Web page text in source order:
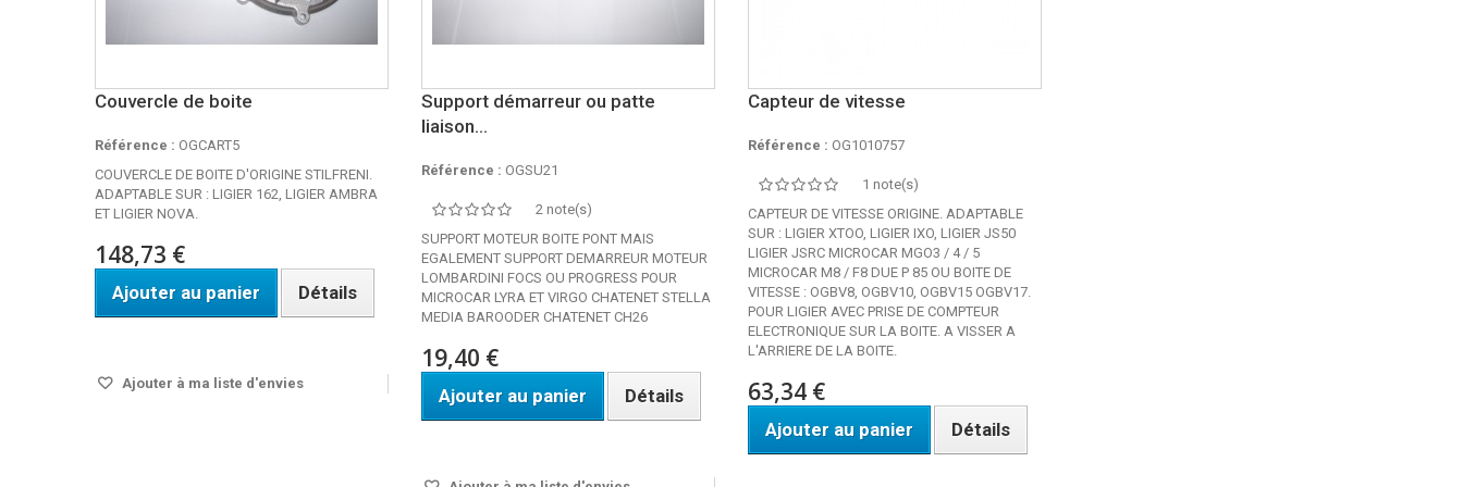
Couvercle de boite
Référence : OGCART5
COUVERCLE DE BOITE D'ORIGINE STILFRENI.
ADAPTABLE SUR : LIGIER 162, LIGIER AMBRA
ET LIGIER NOVA.
148,73 €
Ajouter au panier Détails
Ajouter à ma liste d'envies
Support démarreur ou patte
liaison...
Référence : OGSU21
2 note(s)
SUPPORT MOTEUR BOITE PONT MAIS
EGALEMENT SUPPORT DEMARREUR MOTEUR
LOMBARDINI FOCS OU PROGRESS POUR
MICROCAR LYRA ET VIRGO CHATENET STELLA
MEDIA BAROODER CHATENET CH26
19,40 €
Ajouter au panier Détails
Capteur de vitesse
Référence : OG1010757
1 note(s)
CAPTEUR DE VITESSE ORIGINE. ADAPTABLE
SUR : LIGIER XTOO, LIGIER IXO, LIGIER JS50
LIGIER JSRC MICROCAR MGO3 / 4 / 5
MICROCAR M8 / F8 DUE P 85 OU BOITE DE
VITESSE : OGBV8, OGBV10, OGBV15 OGBV17.
POUR LIGIER AVEC PRISE DE COMPTEUR
ELECTRONIQUE SUR LA BOITE. A VISSER A
L'ARRIERE DE LA BOITE.
63,34 €
Ajouter au panier Détails